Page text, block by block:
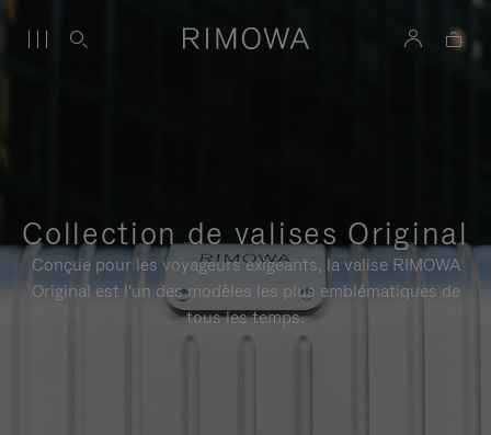
Collection de valises Original
Conçue pour les voyageurs exigeants, la valise RIMOWA
Original est l'un des modèles les plus emblématiques de
tous les temps.